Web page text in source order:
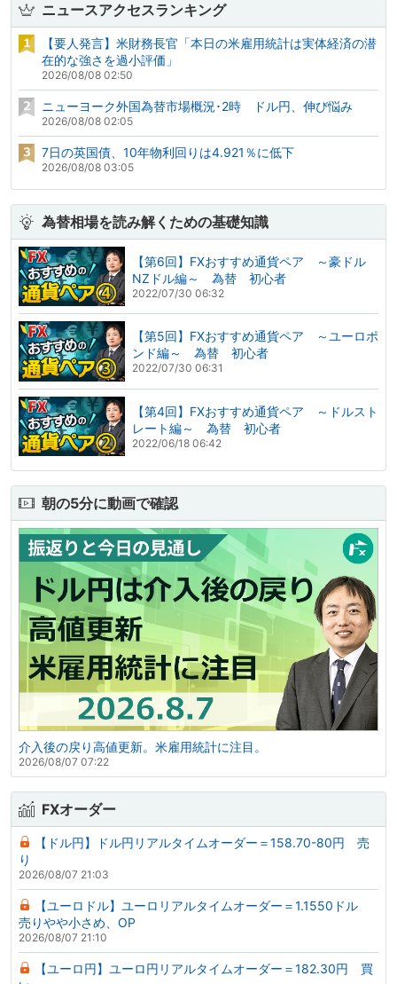
ニュースアクセスランキング
【要人発言】米財務長官「本日の米雇用統計は実体経済の潜
在的な強さを過小評価」
2026/08/08 02:50
ニューヨーク外国為替市場概況･2時 ドル円、伸び悩み
2026/08/08 02:05
7日の英国債、10年物利回りは4.921％に低下
2026/08/08 03:05
為替相場を読み解くための基礎知識
【第6回】FXおすすめ通貨ペア ～豪ドル
NZドル編～ 為替 初心者
2022/07/30 06:32
【第5回】FXおすすめ通貨ペア ～ユーロポ
ンド編～ 為替 初心者
2022/07/30 06:31
【第4回】FXおすすめ通貨ペア ～ドルスト
レート編～ 為替 初心者
2022/06/18 06:42
朝の5分に動画で確認
介入後の戻り高値更新。米雇用統計に注目。
2026/08/07 07:22
FXオーダー
【ドル円】ドル円リアルタイムオーダー＝158.70-80円 売
り
2026/08/07 21:03
【ユーロドル】ユーロリアルタイムオーダー＝1.1550ドル
売りやや小さめ、OP
2026/08/07 21:10
【ユーロ円】ユーロ円リアルタイムオーダー＝182.30円 買